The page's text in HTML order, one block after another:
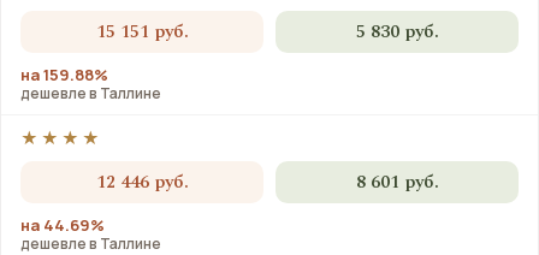
15 151 руб. 5 830 руб.
на 159.88%
дешевле в Таллине
★★★★
12 446 руб. 8 601 руб.
на 44.69%
дешевле в Таллине